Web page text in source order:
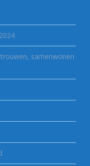
samenwonen